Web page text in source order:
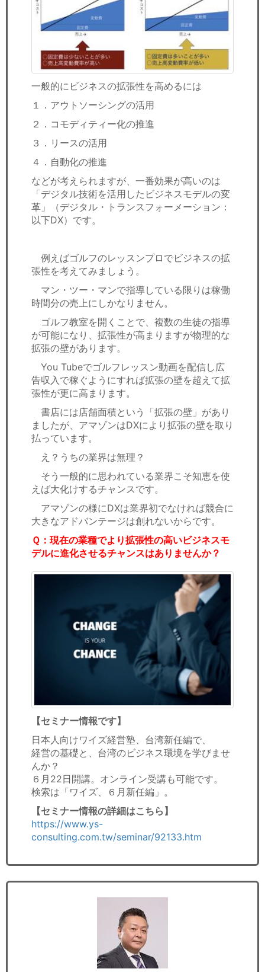
一般的にビジネスの拡張性を高めるには
１．アウトソーシングの活用
２．コモディティー化の推進
３．リースの活用
４．自動化の推進
などが考えられますが、一番効果が高いのは
「デジタル技術を活用したビジネスモデルの変
革」（デジタル・トランスフォーメーション：
以下DX）です。
例えばゴルフのレッスンプロでビジネスの拡
張性を考えてみましょう。
マン・ツー・マンで指導している限りは稼働
時間分の売上にしかなりません。
ゴルフ教室を開くことで、複数の生徒の指導
が可能になり、拡張性が高まりますが物理的な
拡張の壁があります。
You Tubeでゴルフレッスン動画を配信し広
告収入で稼ぐようにすれば拡張の壁を超えて拡
張性が更に高まります。
書店には店舗面積という「拡張の壁」があり
ましたが、アマゾンはDXにより拡張の壁を取り
払っています。
え？うちの業界は無理？
そう一般的に思われている業界こそ知恵を使
えば大化けするチャンスです。
アマゾンの様にDXは業界初でなければ競合に
大きなアドバンテージは創れないからです。
Ｑ：現在の業種でより拡張性の高いビジネスモ
デルに進化させるチャンスはありませんか？
【セミナー情報です】
日本人向けワイズ経営塾、台湾新任編で、
経営の基礎と、台湾のビジネス環境を学びませ
んか？
６月22日開講。オンライン受講も可能です。
検索は「ワイズ、６月新任編」。
【セミナー情報の詳細はこちら】​
https://www.ys-
consulting.com.tw/seminar/92133.htm